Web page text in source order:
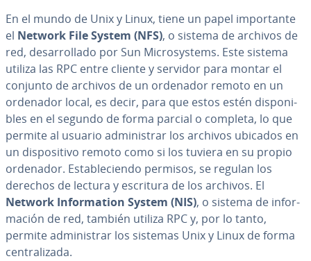
En el mundo de Unix y Linux, tiene un papel im­po­r­ta­n­te
el Network File System (NFS), o sistema de archivos de
red, de­sa­rro­lla­do por Sun Mi­cro­s­y­s­te­ms. Este sistema
utiliza las RPC entre cliente y servidor para montar el
conjunto de archivos de un ordenador remoto en un
ordenador local, es decir, para que estos estén di­s­po­ni­
bles en el segundo de forma parcial o completa, lo que
permite al usuario ad­mi­ni­s­trar los archivos ubicados en
un di­s­po­si­ti­vo remoto como si los tuviera en su propio
ordenador. Es­ta­ble­cie­n­do permisos, se regulan los
derechos de lectura y escritura de los archivos. El
Network In­fo­r­ma­tion System (NIS), o sistema de in­fo­r­
ma­ción de red, también utiliza RPC y, por lo tanto,
permite ad­mi­ni­s­trar los sistemas Unix y Linux de forma
ce­n­tra­li­za­da.